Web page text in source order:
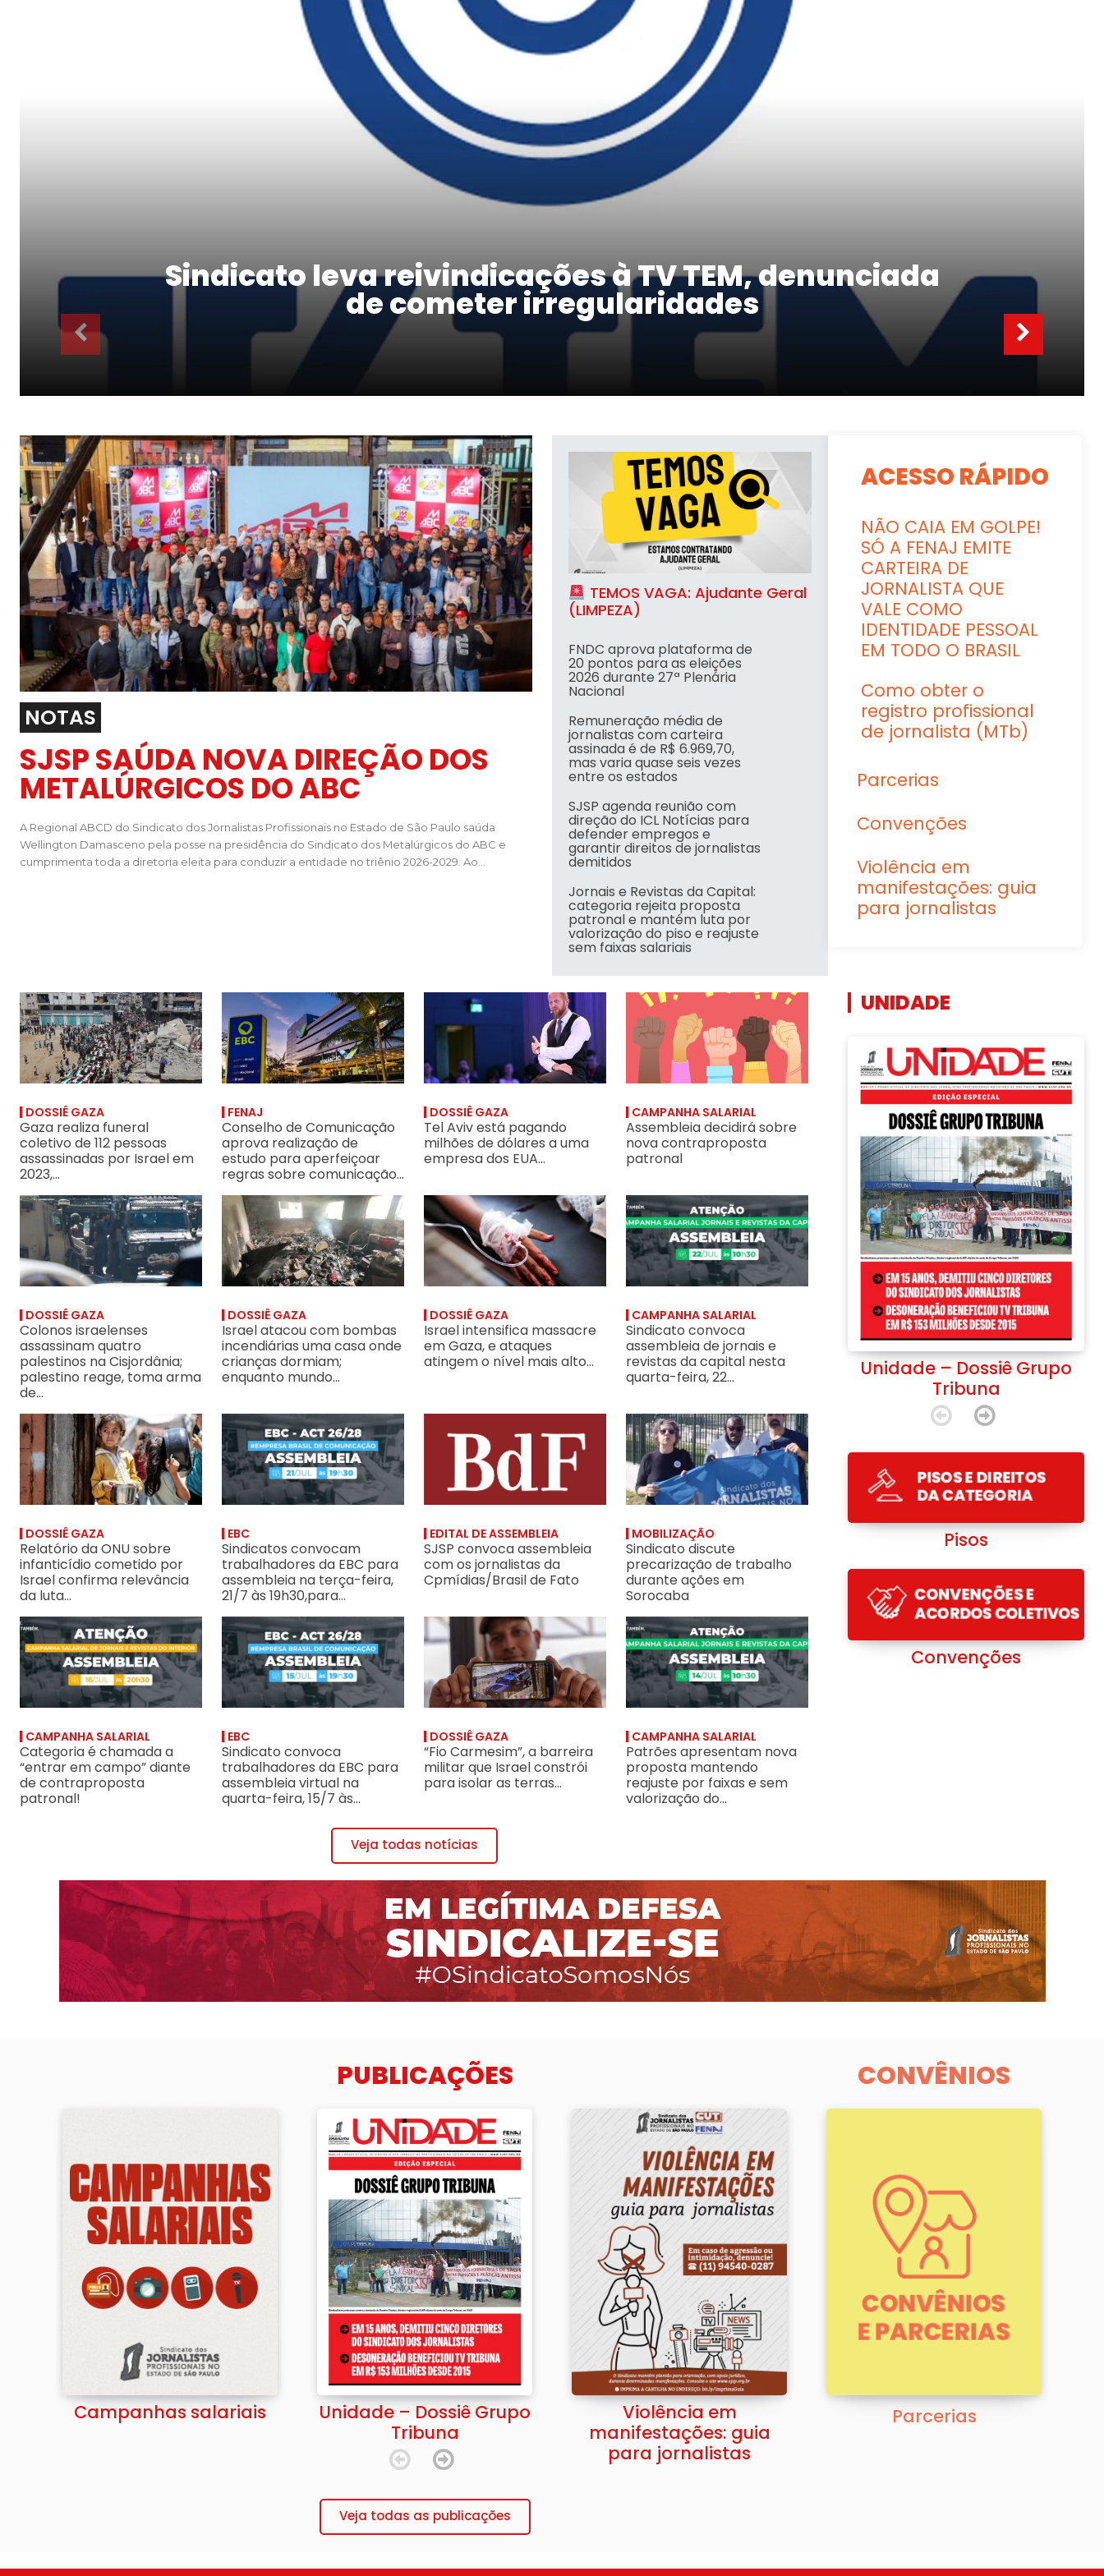
Sindicato leva reivindicações à TV TEM, denunciada
de cometer irregularidades
SJSP saúda nova direção dos Metalúrgicos do ABC
NOTAS
SJSP SAÚDA NOVA DIREÇÃO DOS
METALÚRGICOS DO ABC
A Regional ABCD do Sindicato dos Jornalistas Profissionais no Estado de São Paulo saúda
Wellington Damasceno pela posse na presidência do Sindicato dos Metalúrgicos do ABC e
cumprimenta toda a diretoria eleita para conduzir a entidade no triênio 2026-2029. Ao...
TEMOS VAGA: Ajudante Geral (LIMPEZA)
TEMOS VAGA: Ajudante Geral
(LIMPEZA)
FNDC aprova plataforma de
20 pontos para as eleições
2026 durante 27ª Plenária
Nacional
Remuneração média de
jornalistas com carteira
assinada é de R$ 6.969,70,
mas varia quase seis vezes
entre os estados
SJSP agenda reunião com
direção do ICL Notícias para
defender empregos e
garantir direitos de jornalistas
demitidos
Jornais e Revistas da Capital:
categoria rejeita proposta
patronal e mantém luta por
valorização do piso e reajuste
sem faixas salariais
ACESSO RÁPIDO
NÃO CAIA EM GOLPE!
SÓ A FENAJ EMITE
CARTEIRA DE
JORNALISTA QUE
VALE COMO
IDENTIDADE PESSOAL
EM TODO O BRASIL
Como obter o
registro profissional
de jornalista (MTb)
Parcerias
Convenções
Violência em
manifestações: guia
para jornalistas
Gaza realiza funeral coletivo de 112 pessoas assassinadas por Israel em 2023, num único ataque aéreo
DOSSIÊ GAZA
Gaza realiza funeral
coletivo de 112 pessoas
assassinadas por Israel em
2023,...
Conselho de Comunicação aprova realização de estudo para aperfeiçoar regras sobre comunicação pública em período eleitoral
FENAJ
Conselho de Comunicação
aprova realização de
estudo para aperfeiçoar
regras sobre comunicação...
Tel Aviv está pagando milhões de dólares a uma empresa dos EUA encarregada de treinar “chatbots” de IA para que falem
DOSSIÊ GAZA
Tel Aviv está pagando
milhões de dólares a uma
empresa dos EUA...
Assembleia decidirá sobre nova contraproposta patronal
CAMPANHA SALARIAL
Assembleia decidirá sobre
nova contraproposta
patronal
Colonos israelenses assassinam quatro palestinos na Cisjordânia; palestino reage, toma arma de colono e mata dois agressores; Exército de Israel invade hospital em Nablus e amarra médicos e
DOSSIÊ GAZA
Colonos israelenses
assassinam quatro
palestinos na Cisjordânia;
palestino reage, toma arma
de...
Israel atacou com bombas incendiárias uma casa onde crianças dormiam; enquanto mundo se concentra na guerra EUA-Irã, Exército israelense assassina 57
DOSSIÊ GAZA
Israel atacou com bombas
incendiárias uma casa onde
crianças dormiam;
enquanto mundo...
Israel intensifica massacre em Gaza, e ataques atingem o nível mais alto desde outubro de 2025; “isso não é um cessar-
DOSSIÊ GAZA
Israel intensifica massacre
em Gaza, e ataques
atingem o nível mais alto...
Sindicato convoca assembleia de jornais e revistas da capital nesta quarta-feira, 22 de
CAMPANHA SALARIAL
Sindicato convoca
assembleia de jornais e
revistas da capital nesta
quarta-feira, 22...
Relatório da ONU sobre infanticídio cometido por Israel confirma relevância da luta heroica dos jornalistas palestinos contra o genocídio
DOSSIÊ GAZA
Relatório da ONU sobre
infanticídio cometido por
Israel confirma relevância
da luta...
Sindicatos convocam trabalhadores da EBC para assembleia na terça-feira, 21/7 às 19h30,para discutir pauta de reivindicações do ACT 2026/2028
EBC
Sindicatos convocam
trabalhadores da EBC para
assembleia na terça-feira,
21/7 às 19h30,para...
SJSP convoca assembleia com os jornalistas da Cpmídias/Brasil de Fato
EDITAL DE ASSEMBLEIA
SJSP convoca assembleia
com os jornalistas da
Cpmídias/Brasil de Fato
Sindicato discute precarização de trabalho durante ações em Sorocaba
MOBILIZAÇÃO
Sindicato discute
precarização de trabalho
durante ações em
Sorocaba
Categoria é chamada a “entrar em campo” diante de contraproposta patronal!
CAMPANHA SALARIAL
Categoria é chamada a
“entrar em campo” diante
de contraproposta
patronal!
Sindicato convoca trabalhadores da EBC para assembleia virtual na quarta-feira, 15/7 às 19h30, para discutir pauta do ACT 2026/2028
EBC
Sindicato convoca
trabalhadores da EBC para
assembleia virtual na
quarta-feira, 15/7 às...
“Fio Carmesim”, a barreira militar que Israel constrói para isolar as terras do Vale do Jordão, “celeiro da Palestina”, e entregá-
DOSSIÊ GAZA
“Fio Carmesim”, a barreira
militar que Israel constrói
para isolar as terras...
Patrões apresentam nova proposta mantendo reajuste por faixas e sem valorização
CAMPANHA SALARIAL
Patrões apresentam nova
proposta mantendo
reajuste por faixas e sem
valorização do...
Veja todas notícias
UNIDADE
Unidade – Dossiê Grupo Tribuna
Unidade – Dossiê Grupo
Tribuna
Pisos
Pisos
Convenções
Convenções
PUBLICAÇÕES CONVÊNIOS
Campanhas salariais
Unidade – Dossiê Grupo Tribuna
Unidade – Dossiê Grupo
Tribuna
Violência em manifestações: guia para jornalistas
Violência em
manifestações: guia
para jornalistas
Parcerias
Parcerias
Veja todas as publicações